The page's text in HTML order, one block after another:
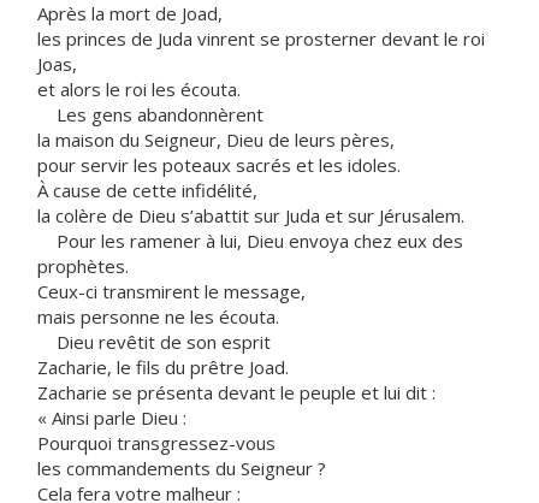
Après la mort de Joad,
les princes de Juda vinrent se prosterner devant le roi
Joas,
et alors le roi les écouta.
Les gens abandonnèrent
la maison du Seigneur, Dieu de leurs pères,
pour servir les poteaux sacrés et les idoles.
À cause de cette infidélité,
la colère de Dieu s’abattit sur Juda et sur Jérusalem.
Pour les ramener à lui, Dieu envoya chez eux des
prophètes.
Ceux-ci transmirent le message,
mais personne ne les écouta.
Dieu revêtit de son esprit
Zacharie, le fils du prêtre Joad.
Zacharie se présenta devant le peuple et lui dit :
« Ainsi parle Dieu :
Pourquoi transgressez-vous
les commandements du Seigneur ?
Cela fera votre malheur :